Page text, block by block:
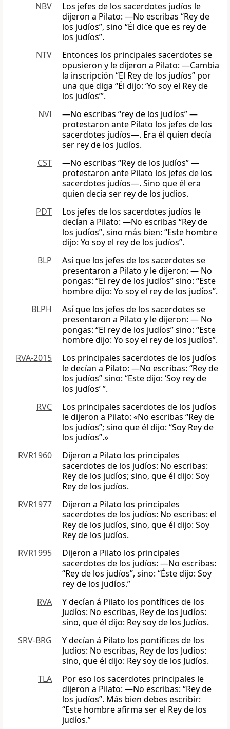
NBV
Los jefes de los sacerdotes judíos le
dijeron a Pilato: ―No escribas “Rey de
los judíos”, sino “Él dice que es rey de
los judíos”.
NTV
Entonces los principales sacerdotes se
opusieron y le dijeron a Pilato: —Cambia
la inscripción “El Rey de los judíos” por
una que diga “Él dijo: ‘Yo soy el Rey de
los judíos’”.
NVI
—No escribas “rey de los judíos” —
protestaron ante Pilato los jefes de los
sacerdotes judíos—. Era él quien decía
ser rey de los judíos.
CST
―No escribas “Rey de los judíos” —
protestaron ante Pilato los jefes de los
sacerdotes judíos—. Sino que él era
quien decía ser rey de los judíos.
PDT
Los jefes de los sacerdotes judíos le
decían a Pilato: —No escribas “Rey de
los judíos”, sino más bien: “Este hombre
dijo: Yo soy el rey de los judíos”.
BLP
Así que los jefes de los sacerdotes se
presentaron a Pilato y le dijeron: — No
pongas: “El rey de los judíos” sino: “Este
hombre dijo: Yo soy el rey de los judíos”.
BLPH
Así que los jefes de los sacerdotes se
presentaron a Pilato y le dijeron: — No
pongas: “El rey de los judíos” sino: “Este
hombre dijo: Yo soy el rey de los judíos”.
RVA-2015
Los principales sacerdotes de los judíos
le decían a Pilato: —No escribas: “Rey de
los judíos” sino: “Este dijo: ‘Soy rey de
los judíos’ ”.
RVC
Los principales sacerdotes de los judíos
le dijeron a Pilato: «No escribas “Rey de
los judíos”; sino que él dijo: “Soy Rey de
los judíos”.»
RVR1960
Dijeron a Pilato los principales
sacerdotes de los judíos: No escribas:
Rey de los judíos; sino, que él dijo: Soy
Rey de los judíos.
RVR1977
Dijeron a Pilato los principales
sacerdotes de los judíos: No escribas: el
Rey de los judíos, sino, que él dijo: Soy
Rey de los judíos.
RVR1995
Dijeron a Pilato los principales
sacerdotes de los judíos: —No escribas:
“Rey de los judíos”, sino: “Éste dijo: Soy
rey de los judíos.”
RVA
Y decían á Pilato los pontífices de los
Judíos: No escribas, Rey de los Judíos:
sino, que él dijo: Rey soy de los Judíos.
SRV-BRG
Y decían á Pilato los pontífices de los
Judíos: No escribas, Rey de los Judíos:
sino, que él dijo: Rey soy de los Judíos.
TLA
Por eso los sacerdotes principales le
dijeron a Pilato: —No escribas: “Rey de
los judíos”. Más bien debes escribir:
“Este hombre afirma ser el Rey de los
judíos.”